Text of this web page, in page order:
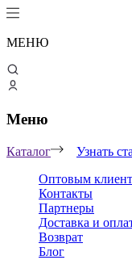
МЕНЮ
Меню
Каталог
Узнать
Оптовым
Контакты
Партнеры
Доставка и
Возврат
Блог